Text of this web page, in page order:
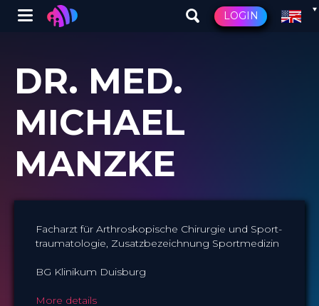
main
content
Winglet LOGIN
DR. MED.
MICHAEL
MANZKE
Facharzt für Arthroskopische Chirurgie und Sport­
traumatologie, Zusatzbezeichnung Sport­medizin
BG Klinikum Duisburg
More details